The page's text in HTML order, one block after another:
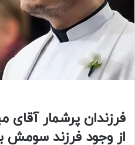
فرزندان پرشمار آقای
از وجود فرزند سومش